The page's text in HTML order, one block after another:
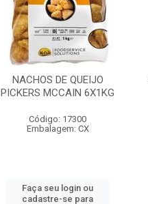
NACHOS DE QUEIJO
PICKERS MCCAIN 6X1KG
Código: 17300
Embalagem: CX
Faça seu login ou
cadastre-se para